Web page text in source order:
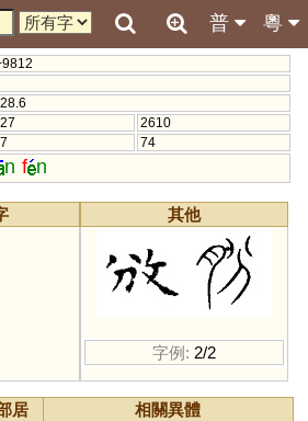
粵
普
2610
74
n f n
其他
字例: 2/2
居
相關異體